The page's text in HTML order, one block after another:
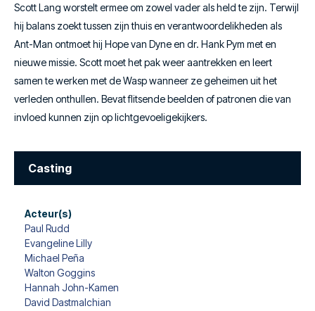
Scott Lang worstelt ermee om zowel vader als held te zijn. Terwijl
hij balans zoekt tussen zijn thuis en verantwoordelikheden als
Ant-Man ontmoet hij Hope van Dyne en dr. Hank Pym met en
nieuwe missie. Scott moet het pak weer aantrekken en leert
samen te werken met de Wasp wanneer ze geheimen uit het
verleden onthullen. Bevat flitsende beelden of patronen die van
invloed kunnen zijn op lichtgevoeligekijkers.
Casting
Acteur(s)
Paul Rudd
Evangeline Lilly
Michael Peña
Walton Goggins
Hannah John-Kamen
David Dastmalchian